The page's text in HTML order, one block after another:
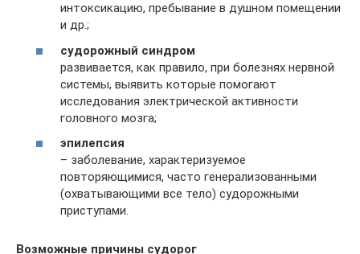
интоксикацию, пребывание в душном помещении
и др.;
судорожный синдром
развивается, как правило, при болезнях нервной
системы, выявить которые помогают
исследования электрической активности
головного мозга;
эпилепсия
– заболевание, характеризуемое
повторяющимися, часто генерализованными
(охватывающими все тело) судорожными
приступами.
Возможные причины судорог